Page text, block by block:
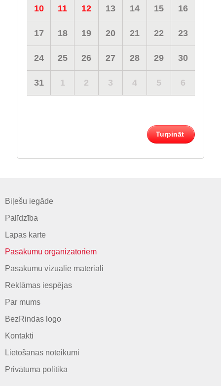
10 11 12 13 14 15 16
17 18 19 20 21 22 23
24 25 26 27 28 29 30
31 1 2 3 4 5 6
Turpināt
Biļešu iegāde
Palīdzība
Lapas karte
Pasākumu organizatoriem
Pasākumu vizuālie materiāli
Reklāmas iespējas
Par mums
BezRindas logo
Kontakti
Lietošanas noteikumi
Privātuma politika